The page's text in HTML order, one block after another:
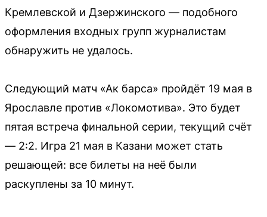
Кремлевской и Дзержинского — подобного
оформления входных групп журналистам
обнаружить не удалось.
Следующий матч «Ак барса» пройдёт 19 мая в
Ярославле против «Локомотива». Это будет
пятая встреча финальной серии, текущий счёт
— 2:2. Игра 21 мая в Казани может стать
решающей: все билеты на неё были
раскуплены за 10 минут.